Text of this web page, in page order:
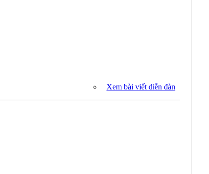
Xem bài viết diễn đàn